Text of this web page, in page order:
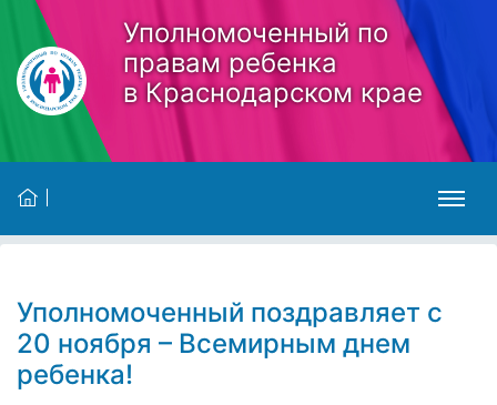
Skip to main content
Уполномоченный по
правам ребенка
в Краснодарском крае
Уполномоченный поздравляет с
20 ноября – Всемирным днем
ребенка!